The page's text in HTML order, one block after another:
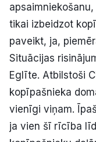
tikai izbeidzot
paveikt, ja,
Situācijas
Eglīte. Atbilstoši
kopīpašnieka
vienīgi viņam.
ja vien šī rīcība